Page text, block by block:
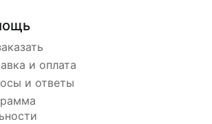
и оплата
и ответы